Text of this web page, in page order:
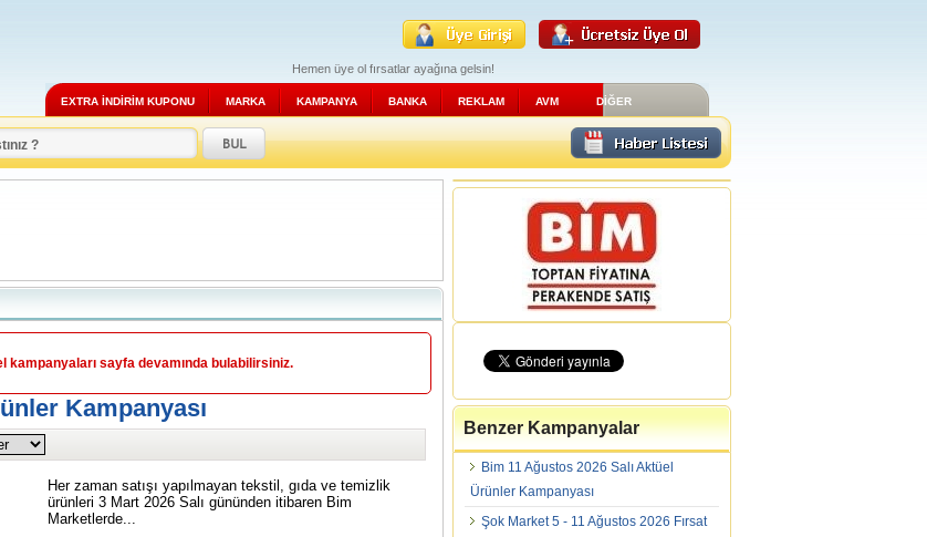
Hemen üye ol fırsatlar ayağına gelsin!
EXTRA İNDİRİM KUPONU MARKA KAMPANYA BANKA REKLAM AVM DİĞER
sayfa devamında bulabilirsiniz.
Kampanyası
Her zaman satışı yapılmayan tekstil, gıda ve temizlik
ürünleri 3 Mart 2026 Salı gününden itibaren Bim
Marketlerde...
Benzer Kampanyalar
Bim 11 Ağustos 2026 Salı Aktüel
Ürünler Kampanyası
Şok Market 5 - 11 Ağustos 2026 Fırsat